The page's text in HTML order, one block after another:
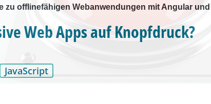
zu offlinefähigen Webanwendungen mit Angular
Web Apps auf Knopfdruck?
JavaScript